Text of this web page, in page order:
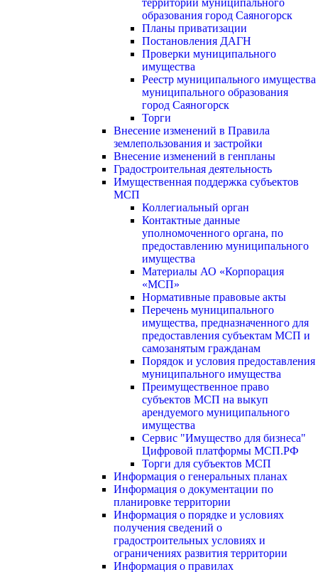
территории муниципального
образования город Саяногорск
Планы приватизации
Постановления ДАГН
Проверки муниципального
имущества
Реестр муниципального имущества
муниципального образования
город Саяногорск
Торги
Внесение изменений в Правила
землепользования и застройки
Внесение изменений в генпланы
Градостроительная деятельность
Имущественная поддержка субъектов
МСП
Коллегиальный орган
Контактные данные
уполномоченного органа, по
предоставлению муниципального
имущества
Материалы АО «Корпорация
«МСП»
Нормативные правовые акты
Перечень муниципального
имущества, предназначенного для
предоставления субъектам МСП и
самозанятым гражданам
Порядок и условия предоставления
муниципального имущества
Преимущественное право
субъектов МСП на выкуп
арендуемого муниципального
имущества
Сервис "Имущество для бизнеса"
Цифровой платформы МСП.РФ
Торги для субъектов МСП
Информация о генеральных планах
Информация о документации по
планировке территории
Информация о порядке и условиях
получения сведений о
градостроительных условиях и
ограничениях развития территории
Информация о правилах